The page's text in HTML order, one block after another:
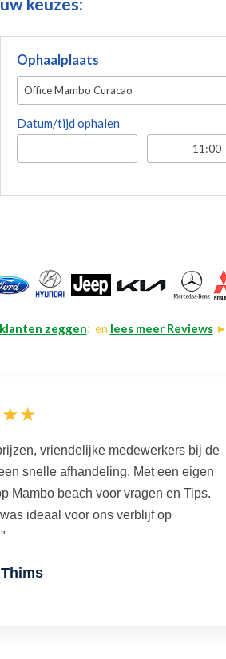
Ophaalplaats
Office Mambo Curacao
Datum/tijd ophalen
zeggen: en lees meer Reviews►
vriendelijke medewerkers bij de
snelle afhandeling. Met een eigen
Mambo beach voor vragen en Tips.
ideaal voor ons verblijf op